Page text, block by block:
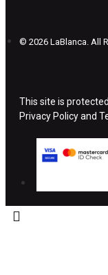
© 2026 LaBlanca. All
This site is
Privacy Policyand